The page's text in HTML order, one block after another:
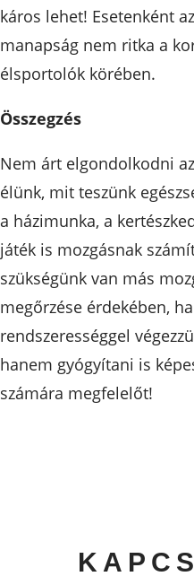
káros lehet! Esetenként
manapság nem ritka a
élsportolók körében.
Összegzés
Nem árt elgondolkodni
élünk, mit teszünk
a házimunka, a
játék is mozgásnak
szükségünk van más
megőrzése érdekében,
rendszerességgel
hanem gyógyítani is
számára megfelelőt!